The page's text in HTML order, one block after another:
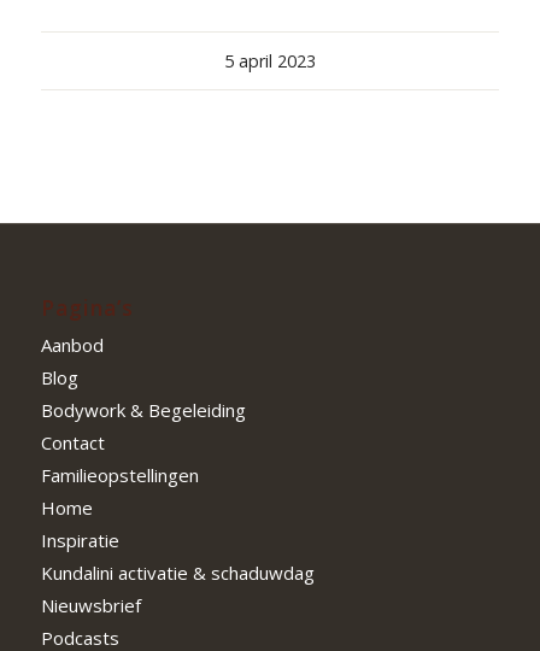
5 april 2023
Pagina’s
Aanbod
Blog
Bodywork & Begeleiding
Contact
Familieopstellingen
Home
Inspiratie
Kundalini activatie & schaduwdag
Nieuwsbrief
Podcasts